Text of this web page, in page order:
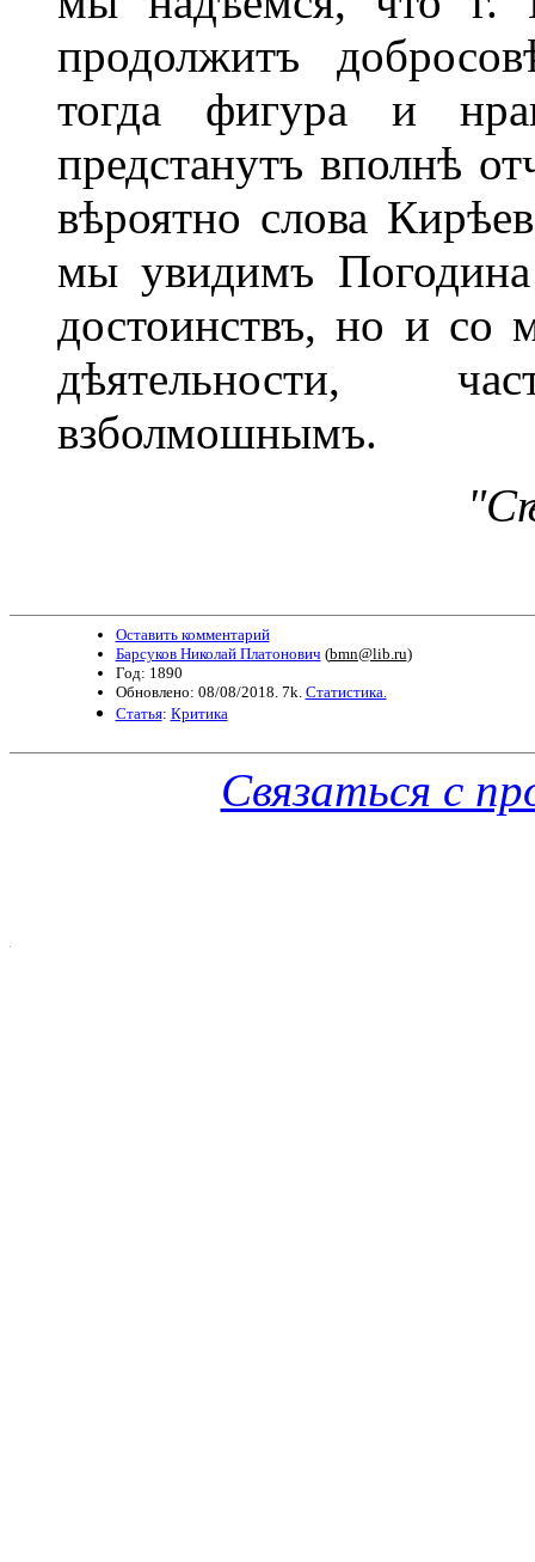
продолжитъ
тогда фигура и
предстанутъ вполнѣ
вѣроятно слова
мы увидимъ
достоинствъ, но и со
дѣятельности,
взболмошнымъ.
"С
Оставить комментарий
Барсуков Николай Платонович (bmn@lib.ru)
Год: 1890
Обновлено: 08/08/2018. 7k. Статистика.
Статья: Критика
Связаться с